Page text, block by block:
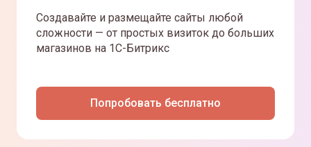
Создавайте и размещайте сайты любой
сложности — от простых визиток до больших
магазинов на 1С-Битрикс
Попробовать бесплатно